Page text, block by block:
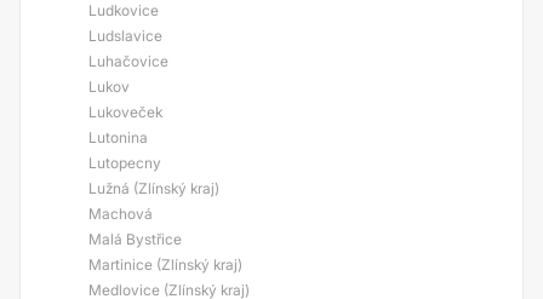
Ludkovice
Ludslavice
Luhačovice
Lukov
Lukoveček
Lutonina
Lutopecny
Lužná (Zlínský kraj)
Machová
Malá Bystřice
Martinice (Zlínský kraj)
Medlovice (Zlínský kraj)